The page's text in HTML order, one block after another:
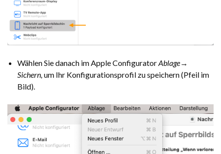
Wählen Sie danach im Apple ConfiguratorAblage→
Sichern,um Ihr Konfigurationsprofil zu speichern (Pfeil im
Bild).